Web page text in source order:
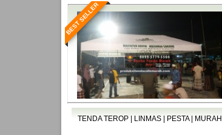
BEST SELLER
TENDA TEROP | LINMAS | PESTA | MURAH